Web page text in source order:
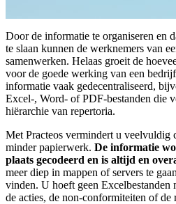
Door de informatie te organiseren en
te slaan kunnen de werknemers van
samenwerken. Helaas groeit de
voor de goede werking van een
informatie vaak gedecentraliseerd,
Excel-, Word- of PDF-bestanden die
hiërarchie van repertoria.
Met Practeos vermindert u veelvuldig
minder papierwerk. De informatie
plaats gecodeerd en is altijd en
meer diep in mappen of servers te
vinden. U hoeft geen Excelbestanden
de acties, de non-conformiteiten of de